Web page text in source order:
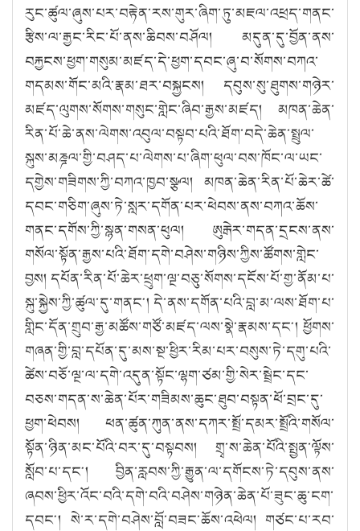
རུང་ཚུལ་ཞུས་པར་བརྟེན་རས་གུར་ཞིག་ཏུ་མཇལ་འཕྲད་གནང་
རྩིས་ལ་རྒྱང་རིང་པོ་ནས་ཆིབས་བཤོལ། མདུན་དུ་བྱོན་ནས་
བརྐྱངས་ཕྱག་གསུམ་མཛད་དེ་ཕྱག་དབང་ཞུ་བ་སོགས་བཀའ་
གདམས་གོང་མའི་རྣམ་ཐར་བསྐྱངས། དབུས་སུ་ཐུགས་གཉེར་
མཛད་ལུགས་སོགས་གསུང་གླེང་ཞིབ་རྒྱས་མཛད། མཁན་ཆེན་
རིན་པོ་ཆེ་ནས་ལེགས་འབུལ་བསྟབ་པའི་ཐོག་བདེ་ཆེན་སྤྲུལ་
སྐུས་མཎྜལ་གྱི་བཤད་པ་ལེགས་པ་ཞིག་ཕུལ་བས་ཁོང་ལ་ཡང་
དགྱེས་གཟིགས་ཀྱི་བཀའ་ཁྱབ་སྩལ། མཁན་ཆེན་རིན་པོ་ཆེར་ཚེ་
དབང་གཅིག་ཞུས་ཏེ་སླར་དགོན་པར་ཕེབས་ནས་བཀའ་ཆོས་
གནང་དགོས་ཀྱི་སྙན་གསན་ཕུལ། ཨུརྒེར་གདན་དྲངས་ནས་
གསོལ་སྟོན་རྒྱས་པའི་ཐོག་དགེ་བཤེས་གཉིས་ཀྱིས་ཚོགས་གླེང་
བྱས། དཔོན་རིན་པོ་ཆེར་ཕྲུག་ལྔ་བཅུ་སོགས་དངོས་པོ་གྱ་ནོམ་པ་
སྐུ་སྐྱེས་ཀྱི་ཚུལ་དུ་གནང༌། དེ་ནས་དགོན་པའི་བླ་མ་ལས་ཐོག་པ་
གླིང་དོན་གྲུབ་རྒྱ་མཚོས་གཙོ་མཛད་ལས་སྣེ་རྣམས་དང༌། ཕྱོགས་
གཞན་གྱི་བླ་དཔོན་དུ་མས་སྔ་ཕྱིར་རིམ་པར་བསུས་ཏེ་དགུ་པའི་
ཚེས་བཅོ་ལྔ་ལ་དགེ་འདུན་སྟོང་ལྷག་ཙམ་གྱི་སེར་སྦྲེང་དང་
བཅས་གདན་ས་ཆེན་པོར་གཟིམས་ཆུང་ཐུབ་བསྟན་ཕོ་བྲང་དུ་
ཕྱག་ཕེབས། ཕན་ཚུན་ཀུན་ནས་དཀར་སྤྲོ་དམར་སྤྲོའི་གསོལ་
སྟོན་ཉིན་མང་པོའི་བར་དུ་བསྟབས། གྲྭ་ས་ཆེན་པོའི་སྤྱན་ལྟོས་
སློབ་པ་དང༌། བྱིན་རླབས་ཀྱི་རྒྱུན་ལ་དགོངས་ཏེ་དབུས་ནས་
ཞབས་ཕྱིར་འོང་བའི་དགེ་བའི་བཤེས་གཉེན་ཆེན་པོ་ཟུང་ཆུ་ངག་
དབང༌། སེ་ར་དགེ་བཤེས་བློ་བཟང་ཆོས་འཕེལ། གཙང་པ་རབ་